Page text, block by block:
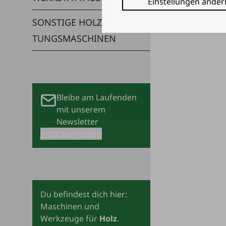
SONS­TI­GE HOLZ­BE­AR­BEI­
TUNGS­MA­SCHI­NEN
Bleibe am Laufenden
mit unserem
Newsletter
Du befindest dich hier:
Maschinen und
Werkzeuge für Holz.